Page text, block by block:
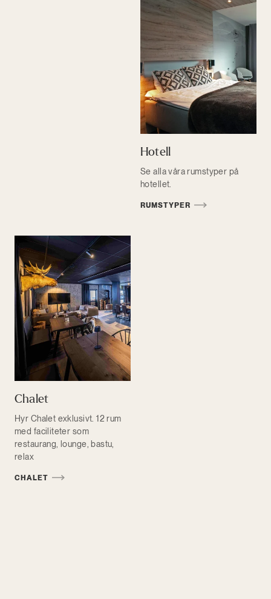
Hotell
Se alla våra rumstyper på
hotellet.
RUMSTYPER
Chalet
Hyr Chalet exklusivt. 12 rum
med faciliteter som
restaurang, lounge, bastu,
relax
CHALET